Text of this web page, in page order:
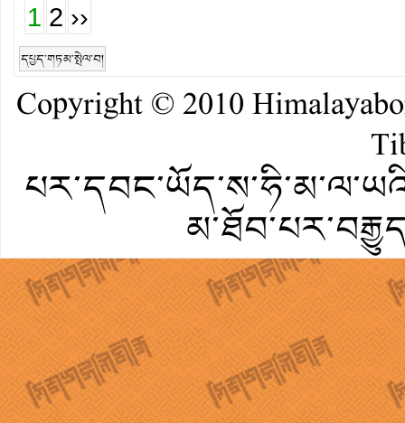
1 2 ››
དཔྱད་གཏམ་སྤེལ་བ།
Copyright © 2010